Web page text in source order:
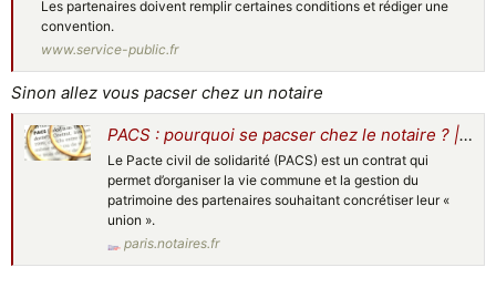
Les partenaires doivent remplir certaines conditions et rédiger une
convention.
www.service-public.fr
Sinon allez vous pacser chez un notaire
PACS : pourquoi se pacser chez le notaire ? | Chambre de Paris
Le Pacte civil de solidarité (PACS) est un contrat qui
permet d’organiser la vie commune et la gestion du
patrimoine des partenaires souhaitant concrétiser leur «
union ».
paris.notaires.fr